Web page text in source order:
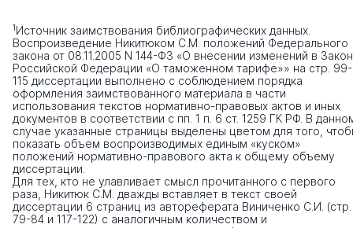
1Источник заимствования библиографических данных.
Воспроизведение Никитюком С.М. положений Федерального
закона от 08.11.2005 N 144-ФЗ «О внесении изменений в Закон
Российской Федерации «О таможенном тарифе»» на стр. 99-
115 диссертации выполнено с соблюдением порядка
оформления заимствованного материала в части
использования текстов нормативно-правовых актов и иных
документов в соответствии с пп. 1 п. 6 ст. 1259 ГК РФ. В
случае указанные страницы выделены цветом для того,
показать объем воспроизводимых единым «куском»
положений нормативно-правового акта к общему объему
диссертации.
Для тех, кто не улавливает смысл прочитанного с первого
раза, Никитюк С.М. дважды вставляет в текст своей
диссертации 6 страниц из автореферата Виниченко С.И. (стр.
79-84 и 117-122) с аналогичным количеством и